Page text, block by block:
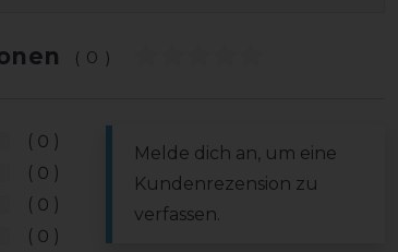
(0)
0
0
0
0
Melde dich an, um eine
Kundenrezension zu
verfassen.